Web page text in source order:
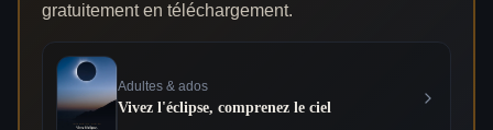
gratuitement en téléchargement.
Adultes & ados
Vivez l'éclipse, comprenez le ciel